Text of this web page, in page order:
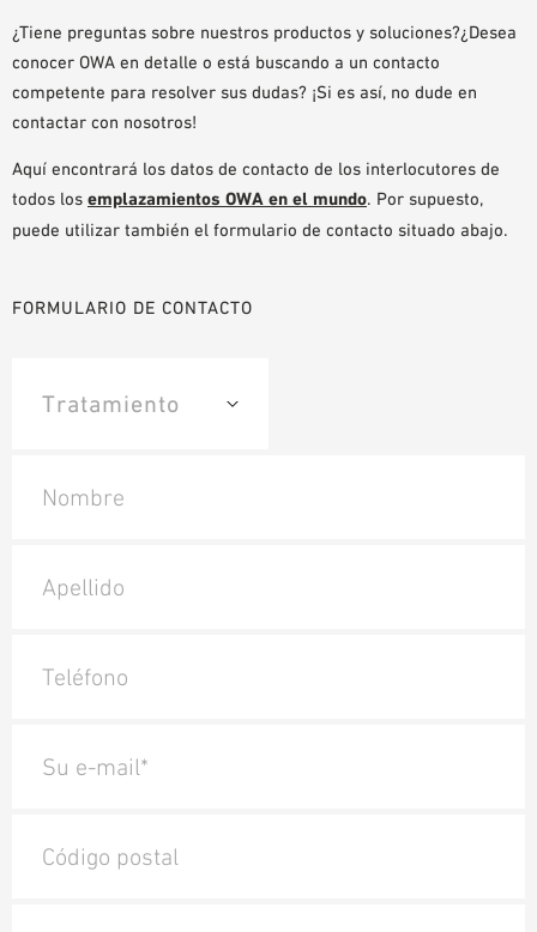
BIBLIOTECA BIM/REVIT
VÍDEOS
PEDIDO DE MUESTRAS
¿Tiene preguntas sobre nuestros productos y soluciones?¿Desea
conocer OWA en detalle o está buscando a un contacto
competente para resolver sus dudas? ¡Si es así, no dude en
contactar con nosotros!
Aquí encontrará los datos de contacto de los interlocutores de
todos los emplazamientos OWA en el mundo. Por supuesto,
puede utilizar también el formulario de contacto situado abajo.
FORMULARIO DE CONTACTO
Nombre
Apellido
Teléfono
Su e-mail*
Código postal